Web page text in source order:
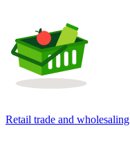
Retail trade and wholesaling